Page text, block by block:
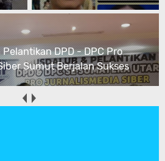
DPD - DPC Pro
Sumut Berjalan Sukses